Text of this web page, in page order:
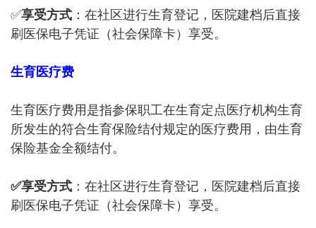
✅享受方式 ：在社区进行生育登记，医院建档后直接
刷医保电子凭证（社会保障卡）享受。
生育医疗费
生育医疗费用是指参保职工在生育定点医疗机构生育
所发生的符合生育保险结付规定的医疗费用，由生育
保险基金全额结付。
✅享受方式 ：在社区进行生育登记，医院建档后直接
刷医保电子凭证（社会保障卡）享受。